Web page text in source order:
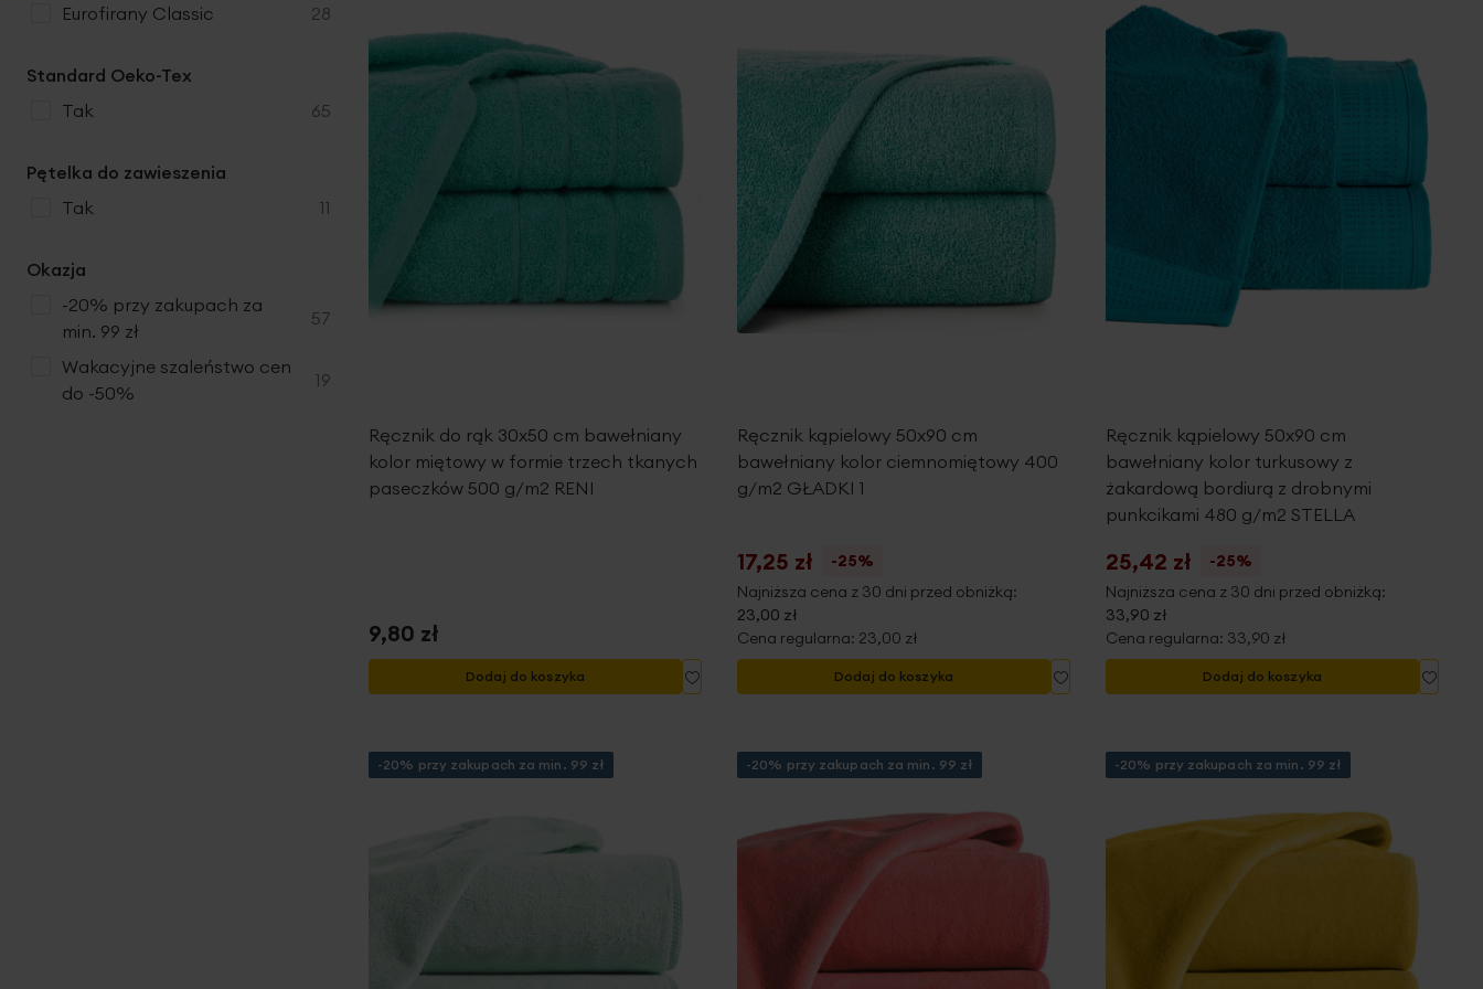
Ręcznik do rąk 30x50 cm bawełniany
kolor miętowy w formie trzech tkanych
paseczków 500 g/m2 RENI
9,80 zł
Dodaj do koszyka
do
Ręcznik kąpielowy 50x90 cm
bawełniany kolor ciemnomiętowy 400
g/m2 GŁADKI 1
17,25 zł
-25%
Najniższa cena z 30 dni przed obniżką:
23,00 zł
Cena regularna: 23,00 zł
Dodaj do koszyka
do
Ręcznik kąpielowy 50x90 cm
bawełniany kolor turkusowy z
żakardową bordiurą z drobnymi
punkcikami 480 g/m2 STELLA
25,42 zł
-25%
Najniższa cena z 30 dni przed obniżką:
33,90 zł
Cena regularna: 33,90 zł
Dodaj do koszyka
Dodaj
do
-20% przy zakupach za min. 99 zł -20% przy zakupach za min. 99 zł -20% przy zakupach za min. 99 zł
Eurofirany Classic
28
produkty
Standard Oeko-Tex
tak
65
produkty
Pętelka do zawieszenia
tak
11
produkty
Okazja
-20% przy zakupach za
min. 99 zł
57
produkty
Wakacyjne szaleństwo cen
do -50%
19
produkty